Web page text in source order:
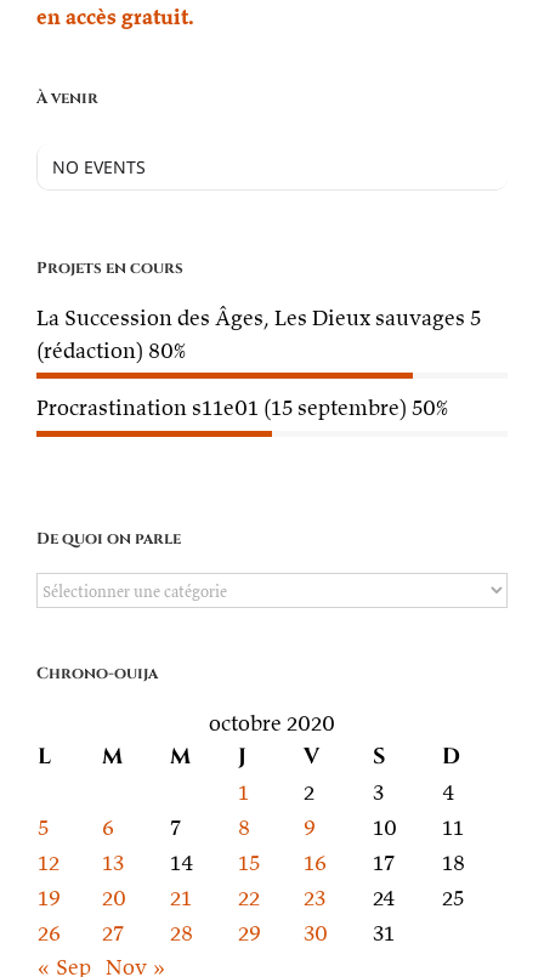
en accès gratuit.
À venir
NO EVENTS
Projets en cours
La Succession des Âges, Les Dieux sauvages 5
(rédaction) 80%
Procrastination s11e01 (15 septembre) 50%
De quoi on parle
De
parle
Chrono-ouija
octobre 2020
L M M J V S D
1 2 3
4
5
6 7 8 9 10
11
12
13 14 15 16 17
18
19
20 21 22 23 24
25
26
27 28 29 30
31
« Sep Nov »